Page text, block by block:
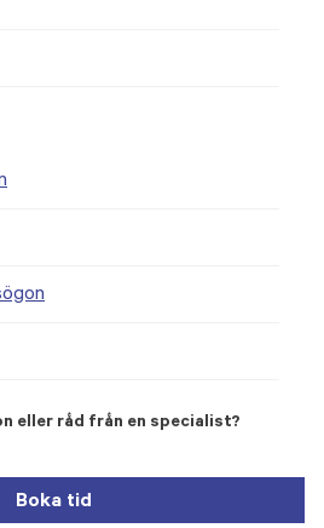
eller råd från en specialist?
Boka tid